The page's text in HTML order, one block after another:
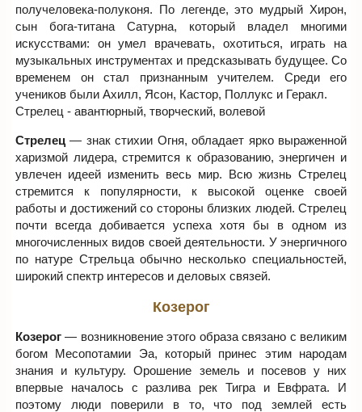
получеловека-полуконя. По легенде, это мудрый Хирон,
сын бога-титана Сатурна, который владел многими
искусствами: он умел врачевать, охотиться, играть на
музыкальных инструментах и предсказывать будущее. Со
временем он стал признанным учителем. Среди его
учеников были Ахилл, Ясон, Кастор, Поллукс и Геракл.
Стрелец - авантюрный, творческий, волевой
Стрелец — знак стихии Огня, обладает ярко выраженной
харизмой лидера, стремится к образованию, энергичен и
увлечен идеей изменить весь мир. Всю жизнь Стрелец
стремится к популярности, к высокой оценке своей
работы и достижений со стороны близких людей. Стрелец
почти всегда добивается успеха хотя бы в одном из
многочисленных видов своей деятельности. У энергичного
по натуре Стрельца обычно несколько специальностей,
широкий спектр интересов и деловых связей.
Козерог
Козерог — возникновение этого образа связано с великим
богом Месопотамии Эа, который принес этим народам
знания и культуру. Орошение земель и посевов у них
впервые началось с разлива рек Тигра и Евфрата. И
поэтому люди поверили в то, что под землей есть